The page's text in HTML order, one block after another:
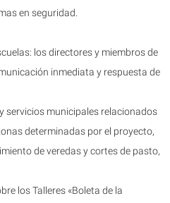
en seguridad.
los directores y miembros de
inmediata y respuesta de
servicios municipales relacionados
determinadas por el proyecto,
de veredas y cortes de pasto,
los Talleres «Boleta de la